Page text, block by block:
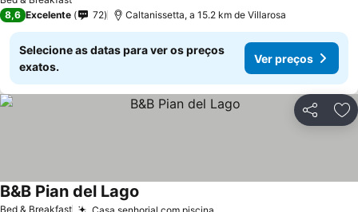
8,6 Excelente 72 Caltanissetta, a 15.2 km de Villarosa
Selecione as datas para ver os preços
exatos.
Ver preços
Partilhar
Bed & Breakfast Casa senhorial com piscina
B&B Pian del Lago